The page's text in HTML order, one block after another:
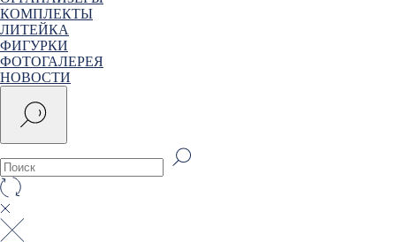
КОМПЛЕКТЫ
ЛИТЕЙКА
ФИГУРКИ
ФОТОГАЛЕРЕЯ
НОВОСТИ